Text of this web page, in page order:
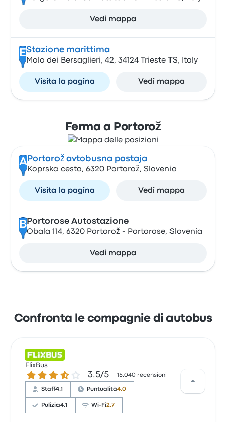
Vedi mappa
EStazione marittima
Molo dei Bersaglieri, 42, 34124 Trieste TS, Italy
Visita la pagina Vedi mappa
Ferma a Portorož
A Portorož avtobusna postaja
Koprska cesta, 6320 Portorož, Slovenia
Visita la pagina Vedi mappa
B Portorose Autostazione
Obala 114, 6320 Portorož - Portorose, Slovenia
Vedi mappa
Confronta le compagnie di autobus
FlixBus
3.5 su 5 stelle 3.5/5 15.040 recensioni
Staff4.1 Puntualità4.0
Pulizia4.1 Wi-Fi2.7